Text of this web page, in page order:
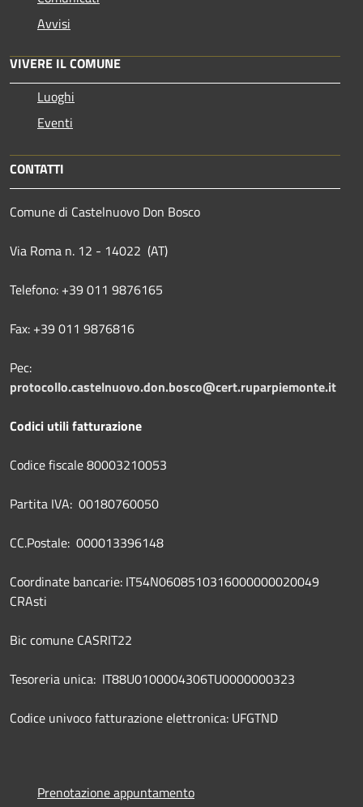
Avvisi
VIVERE IL COMUNE
Luoghi
Eventi
CONTATTI
Comune di Castelnuovo Don Bosco
Via Roma n. 12 - 14022 (AT)
Telefono: +39 011 9876165
Fax: +39 011 9876816
Pec:
protocollo.castelnuovo.don.bosco@cert.ruparpiemonte.it
Codici utili fatturazione
Codice fiscale 80003210053
Partita IVA: 00180760050
CC.Postale: 000013396148
Coordinate bancarie: IT54N0608510316000000020049
CRAsti
Bic comune CASRIT22
Tesoreria unica: IT88U0100004306TU0000000323
Codice univoco fatturazione elettronica: UFGTND
Prenotazione appuntamento